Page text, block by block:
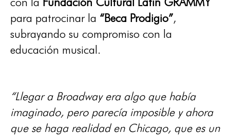
para patrocinar la “Beca Prodigio”,
subrayando su compromiso con la
educación musical.
“Llegar a Broadway era algo que había
imaginado, pero parecía imposible y ahora
que se haga realidad en Chicago, que es un